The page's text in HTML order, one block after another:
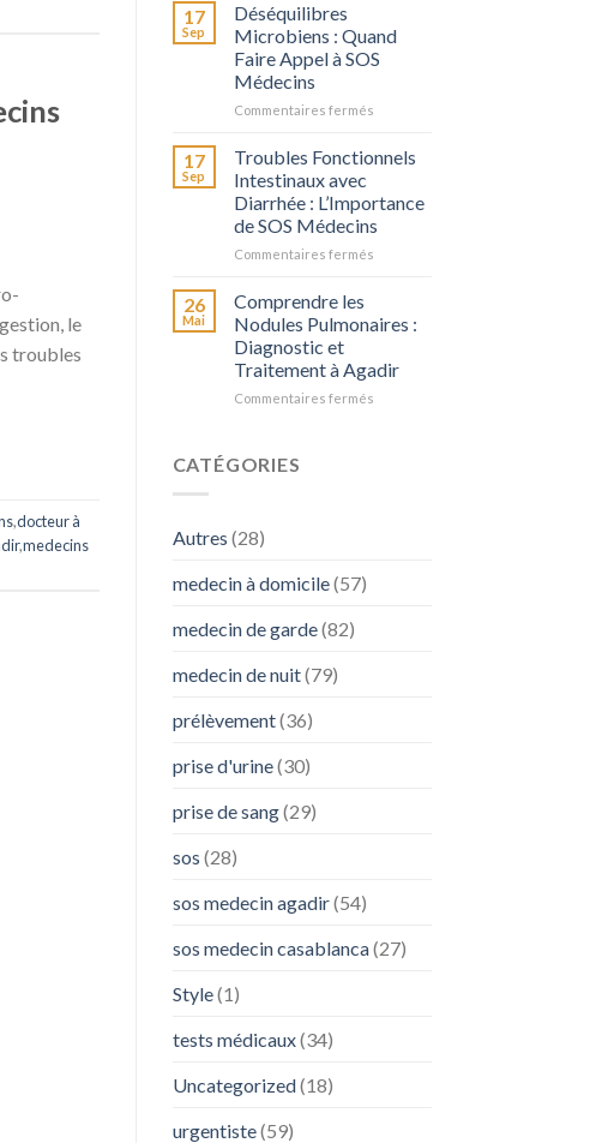
le
troubles
,docteur à
,medecins
Prébiotiques
:
Leur
en
Cas
17
Sep
Déséquilibres
Microbiens : Quand
Faire Appel à SOS
Médecins
Commentaires fermés
Microbiens
Faire
Appel
17
Sep
Troubles Fonctionnels
Intestinaux avec
Diarrhée : L’Importance
de SOS Médecins
Commentaires fermés
Intestinaux
avec
:
26
Mai
Comprendre les
Nodules Pulmonaires :
Diagnostic et
Traitement à Agadir
Commentaires fermés
CATÉGORIES
Autres (28)
medecin à domicile(57)
medecin de garde(82)
medecin de nuit(79)
prélèvement(36)
prise d'urine(30)
prise de sang(29)
sos (28)
sos medecin agadir(54)
sos medecin casablanca(27)
Style(1)
tests médicaux(34)
Uncategorized(18)
urgentiste(59)